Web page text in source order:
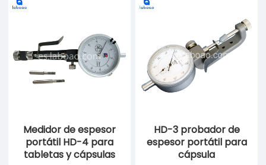
Medidor de espesor
portátil HD-4 para
tabletas y cápsulas
HD-3 probador de
espesor portátil para
cápsula